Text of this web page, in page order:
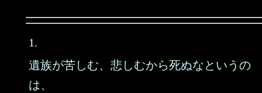
1.
遺族が苦しむ、悲しむから死ぬなというの
は、